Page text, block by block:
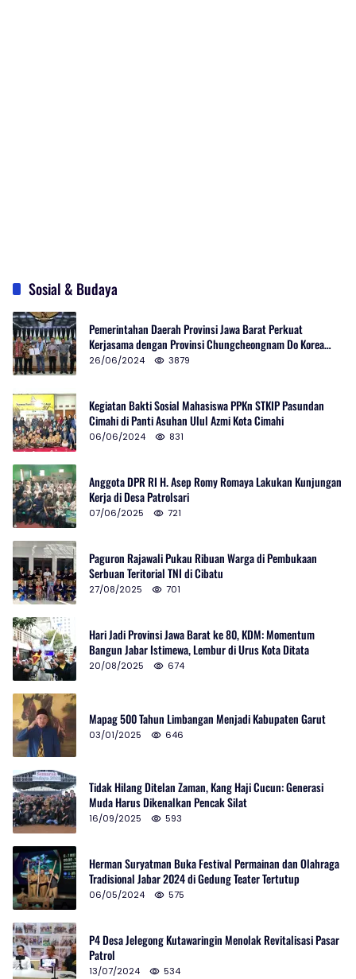
Sosial & Budaya
Pemerintahan Daerah Provinsi Jawa Barat Perkuat
Kerjasama dengan Provinsi Chungcheongnam Do Korea
Selatan
26/06/2024 3879
Kegiatan Bakti Sosial Mahasiswa PPKn STKIP Pasundan
Cimahi di Panti Asuhan Ulul Azmi Kota Cimahi
06/06/2024 831
Anggota DPR RI H. Asep Romy Romaya Lakukan Kunjungan
Kerja di Desa Patrolsari
07/06/2025 721
Paguron Rajawali Pukau Ribuan Warga di Pembukaan
Serbuan Teritorial TNI di Cibatu
27/08/2025 701
Hari Jadi Provinsi Jawa Barat ke 80, KDM: Momentum
Bangun Jabar Istimewa, Lembur di Urus Kota Ditata
20/08/2025 674
Mapag 500 Tahun Limbangan Menjadi Kabupaten Garut
03/01/2025 646
Tidak Hilang Ditelan Zaman, Kang Haji Cucun: Generasi
Muda Harus Dikenalkan Pencak Silat
16/09/2025 593
Herman Suryatman Buka Festival Permainan dan Olahraga
Tradisional Jabar 2024 di Gedung Teater Tertutup
06/05/2024 575
P4 Desa Jelegong Kutawaringin Menolak Revitalisasi Pasar
Patrol
13/07/2024 534